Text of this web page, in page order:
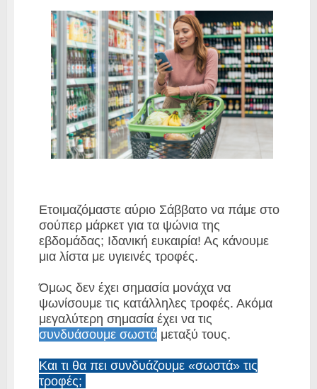
Ετοιμαζόμαστε αύριο Σάββατο να πάμε στο
σούπερ μάρκετ για τα ψώνια της
εβδομάδας; Ιδανική ευκαιρία! Ας κάνουμε
μια λίστα με υγιεινές τροφές.
Όμως δεν έχει σημασία μονάχα να
ψωνίσουμε τις κατάλληλες τροφές. Ακόμα
μεγαλύτερη σημασία έχει να τις
συνδυάσουμε σωστάμεταξύ τους.
Και τι θα πει συνδυάζουμε «σωστά» τις
τροφές;